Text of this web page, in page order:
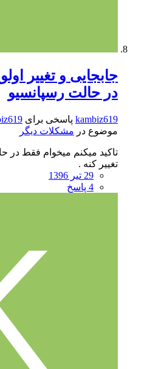
جابجایی و تغییر
در حالت رسپانسیو
kambiz619 پاسخی برای
موضوع در مشکلات دیگر
تاکید میکنم میخوام فقط در
تغییر کنه .
29 تیر 1396
4 پاسخ